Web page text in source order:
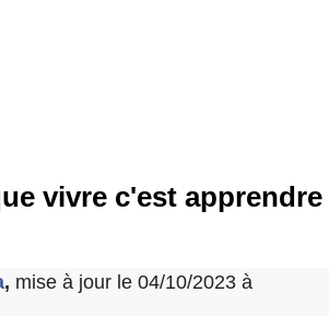
vivre c'est apprendre
, mise à jour le 04/10/2023 à